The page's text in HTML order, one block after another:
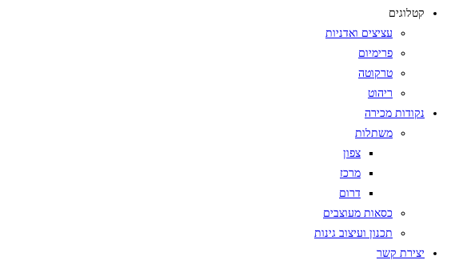
קטלוגים
עציצים ואדניות
פרימיום
טרקוטה
ריהוט
נקודות מכירה
משתלות
צפון
מרכז
דרום
כסאות מעוצבים
תכנון ועיצוב גינות
יצירת קשר